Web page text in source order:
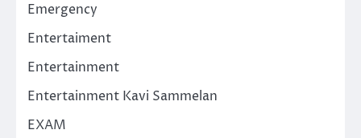
Emergency
Entertaiment
Entertainment
Entertainment Kavi Sammelan
EXAM